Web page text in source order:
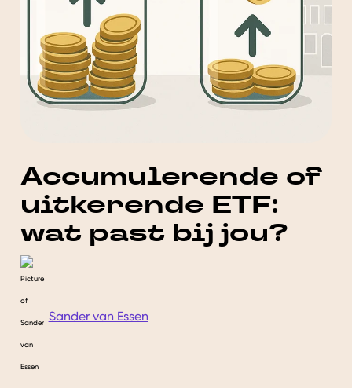
Accumulerende of
uitkerende ETF:
wat past bij jou?
Sander van Essen